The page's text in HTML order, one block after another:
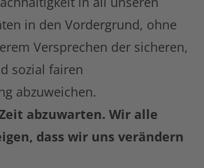
in den Vordergrund, ohne
Versprechen der sicheren,
sozial fairen
abzuweichen.
abzuwarten. Wir alle
dass wir uns verändern